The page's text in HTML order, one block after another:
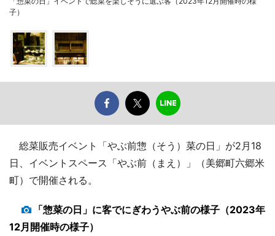
子）
総菜販売イベント「やぶ前惣（そう）菜の日」が2月18
日、イベントスペース「やぶ前（まえ）」（美郷町六郷米
町）で開催される。
「惣菜の日」に客でにぎわうやぶ前の様子（2023年
12月開催時の様子）